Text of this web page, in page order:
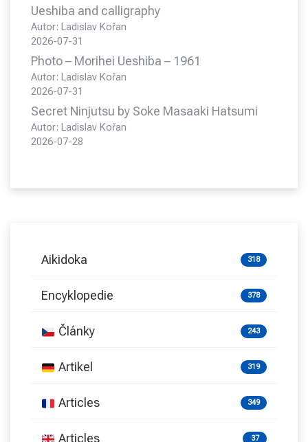
Ueshiba and calligraphy
Autor: Ladislav Kořan
2026-07-31
Photo – Morihei Ueshiba – 1961
Autor: Ladislav Kořan
2026-07-31
Secret Ninjutsu by Soke Masaaki Hatsumi
Autor: Ladislav Kořan
2026-07-28
Aikidoka 318
Encyklopedie 378
Články 243
Artikel 319
Articles 349
Articles 37